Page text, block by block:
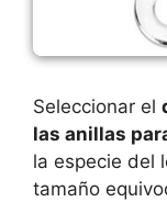
Seleccionar el
las anillas
la especie del
tamaño